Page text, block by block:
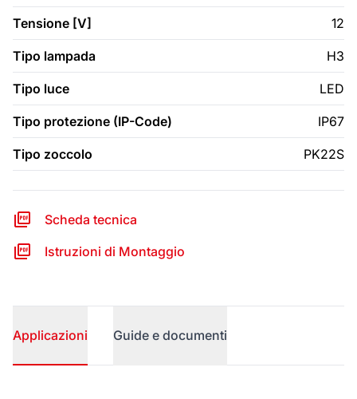
Tensione [V] 12
Tipo lampada H3
Tipo luce LED
Tipo protezione (IP-Code) IP67
Tipo zoccolo PK22S
Scheda tecnica
Istruzioni di Montaggio
Applicazioni Guide e documenti